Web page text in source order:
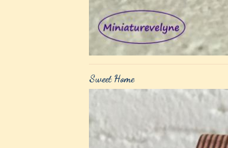
Sweet Home